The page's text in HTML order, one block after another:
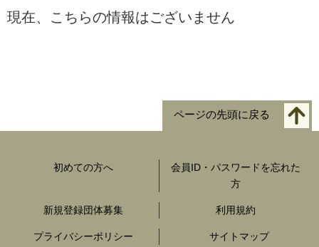
現在、こちらの情報はございません
ページの先頭に戻る
初めての方へ
会員ID・パスワードを忘れた
方
新規登録団体募集 利用規約
プライバシーポリシー サイトマップ